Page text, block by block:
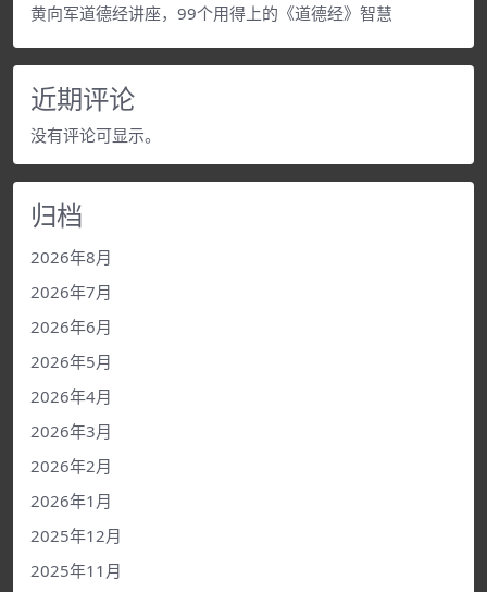
黄向军道德经讲座，99个用得上的《道德经》智慧
近期评论
没有评论可显示。
归档
2026年8月
2026年7月
2026年6月
2026年5月
2026年4月
2026年3月
2026年2月
2026年1月
2025年12月
2025年11月